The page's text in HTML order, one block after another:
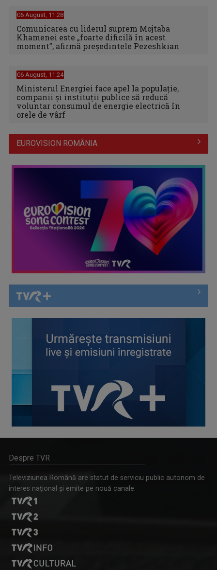
06 August, 11:28
Comunicarea cu liderul suprem Mojtaba
Khamenei este „foarte dificilă în acest
moment”, afirmă preşedintele Pezeshkian
06 August, 11:24
Ministerul Energiei face apel la populație,
companii și instituții publice să reducă
voluntar consumul de energie electrică în
orele de vârf
EUROVISION ROMÂNIA
Despre TVR
Televiziunea Română are statut de serviciu public autonom de
interes naţional şi emite pe nouă canale: